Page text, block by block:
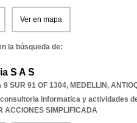
Ver en mapa
la búsqueda de:
S A S
9 SUR 91 OF 1304, MEDELLIN,
informatica y actividades
ACCIONES SIMPLIFICADA